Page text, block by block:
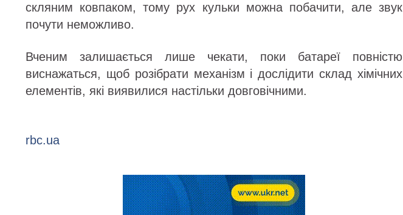
скляним ковпаком, тому рух кульки можна побачити, але звук
почути неможливо.
Вченим залишається лише чекати, поки батареї повністю
виснажаться, щоб розібрати механізм і дослідити склад хімічних
елементів, які виявилися настільки довговічними.
rbc.ua